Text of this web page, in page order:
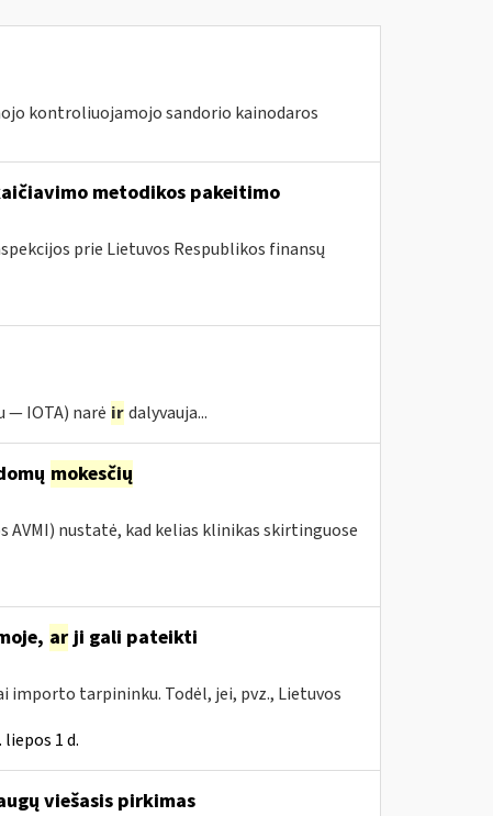
kontroliuojamojo sandorio kainodaros
metodikos pakeitimo
prie Lietuvos Respublikos finansų
— IOTA) narė ir dalyvauja...
mokesčių
AVMI) nustatė, kad kelias klinikas skirtinguose
arji gali pateikti
importo tarpininku. Todėl, jei, pvz., Lietuvos
liepos 1 d.
viešasis pirkimas